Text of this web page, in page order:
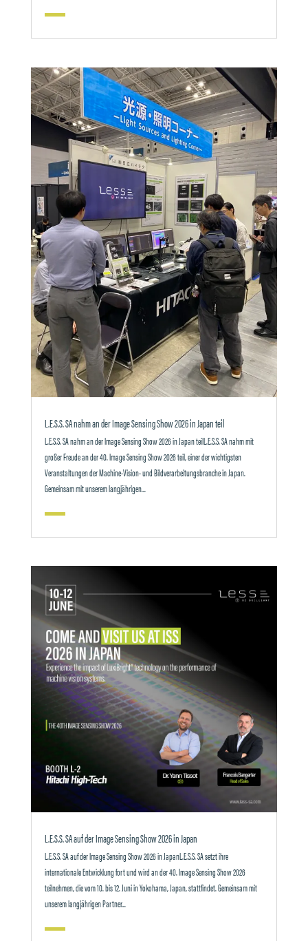
L.E.S.S. SA nahm an der Image Sensing Show 2026 in Japan teil
L.E.S.S. SA nahm an der Image Sensing Show 2026 in Japan teilL.E.S.S. SA nahm mit
großer Freude an der 40. Image Sensing Show 2026 teil, einer der wichtigsten
Veranstaltungen der Machine-Vision- und Bildverarbeitungsbranche in Japan.
Gemeinsam mit unserem langjährigen...
L.E.S.S. SA auf der Image Sensing Show 2026 in Japan
L.E.S.S. SA auf der Image Sensing Show 2026 in JapanL.E.S.S. SA setzt ihre
internationale Entwicklung fort und wird an der 40. Image Sensing Show 2026
teilnehmen, die vom 10. bis 12. Juni in Yokohama, Japan, stattfindet. Gemeinsam mit
unserem langjährigen Partner...